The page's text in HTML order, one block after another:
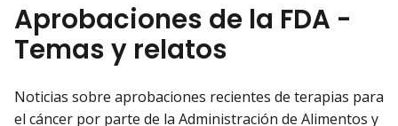
Aprobaciones de la FDA -
Temas y relatos
Noticias sobre aprobaciones recientes de terapias para
el cáncer por parte de la Administración de Alimentos y